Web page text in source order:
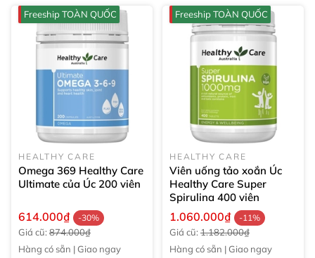
Freeship TOÀN QUỐC
HEALTHY CARE
Omega 369 Healthy Care
Ultimate của Úc 200 viên
614.000₫ -30%
Giá cũ: 874.000₫
Hàng có sẵn | Giao ngay
Freeship TOÀN QUỐC
HEALTHY CARE
Viên uống tảo xoắn Úc
Healthy Care Super
Spirulina 400 viên
1.060.000₫ -11%
Giá cũ: 1.182.000₫
Hàng có sẵn | Giao ngay